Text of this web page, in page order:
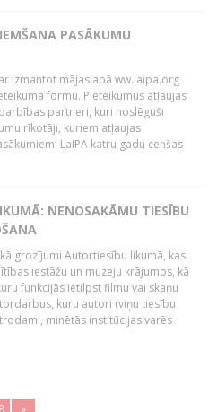
PASĀKUMU
izmantot mājaslapā ww.laipa.org
formu. Pieteikumus atļaujas
partneri, kuri noslēguši
rīkotāji, kuriem atļaujas
LaIPA katru gadu cenšas
NENOSAKĀMU TIESĪBU
grozījumi Autortiesību likumā, kas
iestāžu un muzeju krājumos, kā
funkcijās ietilpst filmu vai skaņu
kuru autori (viņu tiesību
minētās institūcijas varēs
»